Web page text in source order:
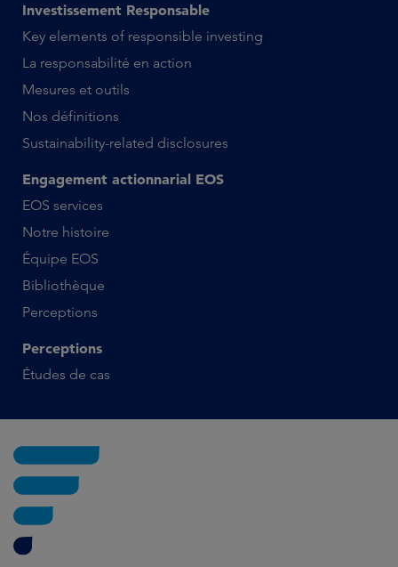
Investissement Responsable
Key elements of responsible investing
La responsabilité en action
Mesures et outils
Nos définitions
Sustainability-related disclosures
Engagement actionnarial EOS
EOS services
Notre histoire
Équipe EOS
Bibliothèque
Perceptions
Perceptions
Études de cas